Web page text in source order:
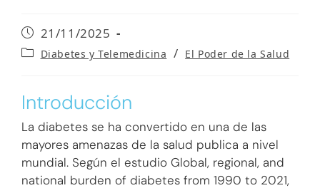
Publicación
la
21/11/2025
Categoría
Diabetes y Telemedicina / El Poder de la Salud
Introducción
La diabetes se ha convertido en una de las
mayores amenazas de la salud publica a nivel
mundial. Según el estudio Global, regional, and
national burden of diabetes from 1990 to 2021,